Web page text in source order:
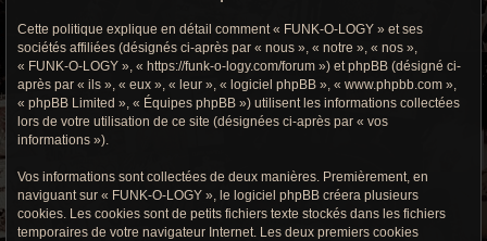
e
Cette politique explique en détail comment « FUNK-O-LOGY » et ses
sociétés affiliées (désignés ci-après par « nous », « notre », « nos »,
« FUNK-O-LOGY », « https://funk-o-logy.com/forum ») et phpBB (désigné ci-
après par « ils », « eux », « leur », « logiciel phpBB », « www.phpbb.com »,
« phpBB Limited », « Équipes phpBB ») utilisent les informations collectées
lors de votre utilisation de ce site (désignées ci-après par « vos
informations »).
Vos informations sont collectées de deux manières. Premièrement, en
naviguant sur « FUNK-O-LOGY », le logiciel phpBB créera plusieurs
cookies. Les cookies sont de petits fichiers texte stockés dans les fichiers
temporaires de votre navigateur Internet. Les deux premiers cookies